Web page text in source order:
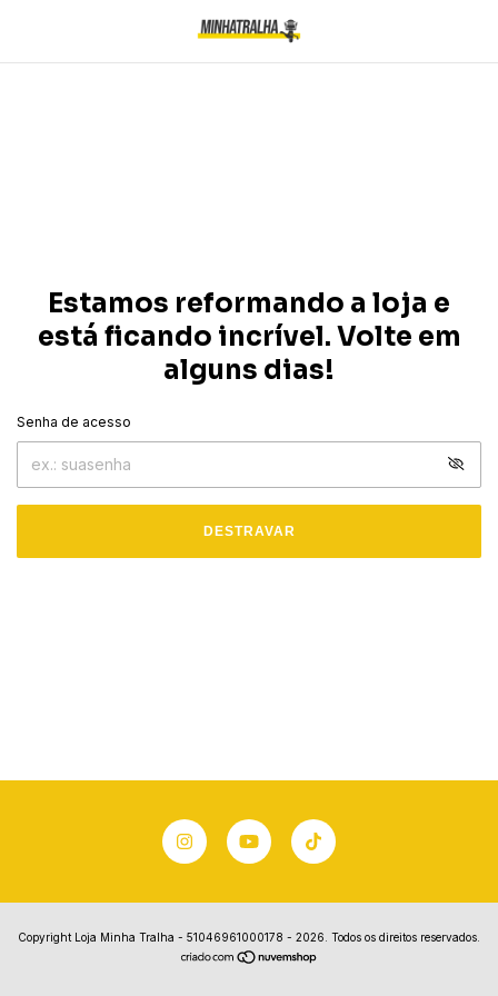
Estamos reformando a loja e
está ficando incrível. Volte em
alguns dias!
Senha de acesso
DESTRAVAR
Copyright Loja Minha Tralha - 51046961000178 - 2026. Todos os direitos reservados.